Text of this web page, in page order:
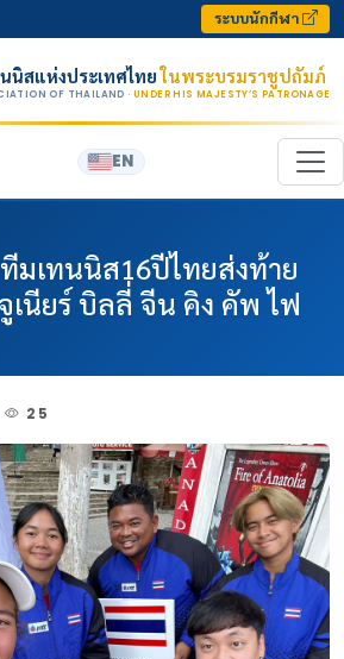
ระบบนักกีฬา
นิสแห่งประเทศไทยในพระบรมราชูปถัมภ์
OF THAILAND · UNDER HIS MAJESTY’S PATRONAGE
EN
มเทนนิส16ปีไทยส่งท้าย
เนียร์ บิลลี่ จีน คิง คัพ ไฟ
25